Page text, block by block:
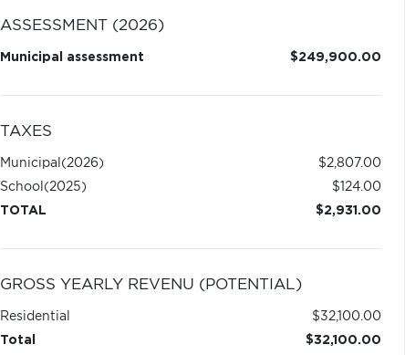
ASSESSMENT (2026)
Municipal assessment $249,900.00
TAXES
Municipal (2026)
$2,807.00
School (2025)
$124.00
TOTAL
$2,931.00
GROSS YEARLY REVENU (POTENTIAL)
Residential
$32,100.00
Total
$32,100.00